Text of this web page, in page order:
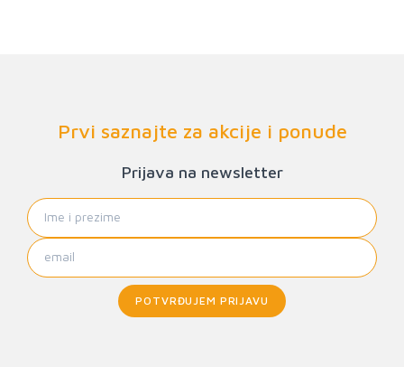
Prvi saznajte za akcije i ponude
Prijava na newsletter
POTVRĐUJEM PRIJAVU